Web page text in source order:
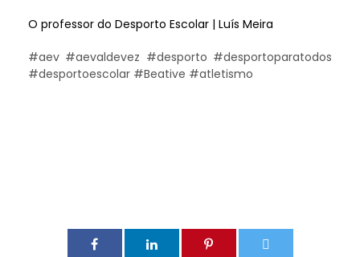
O professor do Desporto Escolar | Luís Meira
#aev #aevaldevez #desporto #desportoparatodos
#desportoescolar #Beative #atletismo